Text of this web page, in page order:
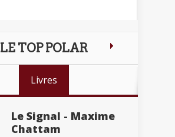
LE TOP POLAR
Livres
Le Signal - Maxime
Chattam